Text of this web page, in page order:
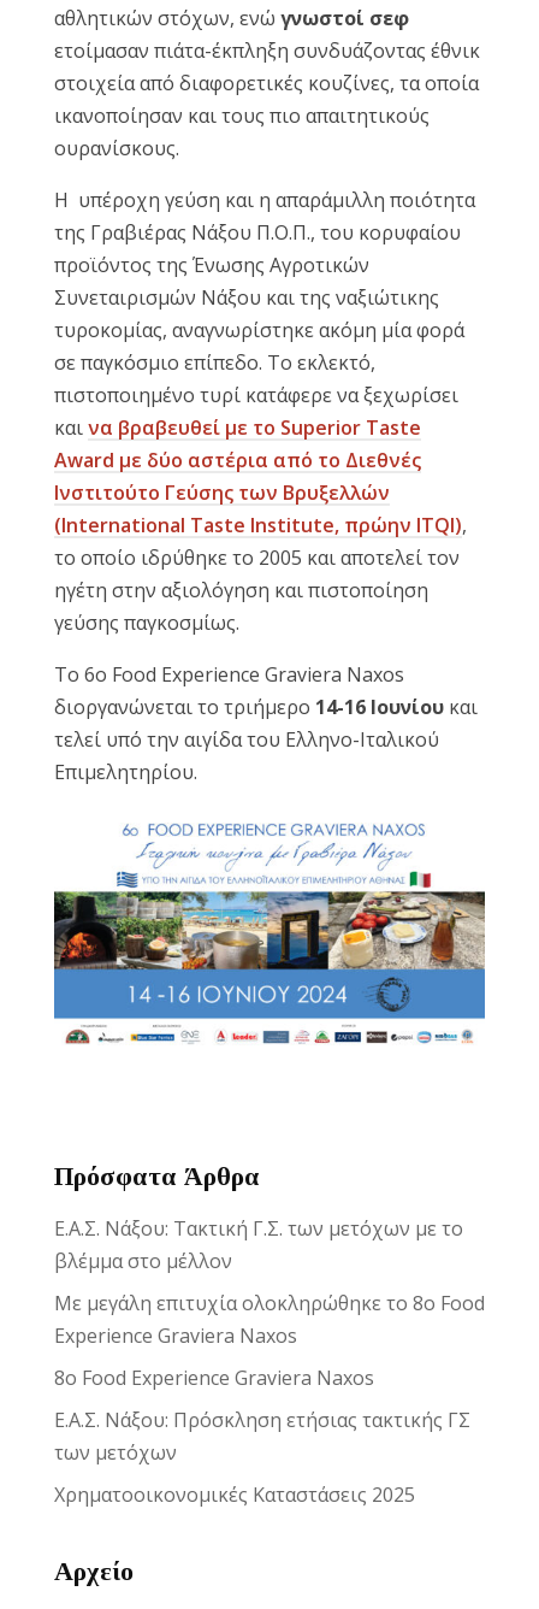
αθλητικών στόχων, ενώ γνωστοί σεφ
ετοίμασαν πιάτα-έκπληξη συνδυάζοντας έθνικ
στοιχεία από διαφορετικές κουζίνες, τα οποία
ικανοποίησαν και τους πιο απαιτητικούς
ουρανίσκους.
Η υπέροχη γεύση και η απαράμιλλη ποιότητα
της Γραβιέρας Νάξου Π.Ο.Π., του κορυφαίου
προϊόντος της Ένωσης Αγροτικών
Συνεταιρισμών Νάξου και της ναξιώτικης
τυροκομίας, αναγνωρίστηκε ακόμη μία φορά
σε παγκόσμιο επίπεδο. Το εκλεκτό,
πιστοποιημένο τυρί κατάφερε να ξεχωρίσει
καινα βραβευθεί με το Superior Taste
Award με δύο αστέρια από το Διεθνές
Ινστιτούτο Γεύσης των Βρυξελλών
(International Taste Institute, πρώην ITQI),
το οποίο ιδρύθηκε το 2005 και αποτελεί τον
ηγέτη στην αξιολόγηση και πιστοποίηση
γεύσης παγκοσμίως.
Το 6ο Food Experience Graviera Naxos
διοργανώνεται το τριήμερο 14-16 Ιουνίουκαι
τελεί υπό την αιγίδα του Ελληνο-Ιταλικού
Επιμελητηρίου.
Πρόσφατα Άρθρα
Ε.Α.Σ. Νάξου: Τακτική Γ.Σ. των μετόχων με το
βλέμμα στο μέλλον
Με μεγάλη επιτυχία ολοκληρώθηκε το 8ο Food
Experience Graviera Naxos
8ο Food Experience Graviera Naxos
Ε.Α.Σ. Νάξου: Πρόσκληση ετήσιας τακτικής ΓΣ
των μετόχων
Χρηματοοικονομικές Καταστάσεις 2025
Αρχείο